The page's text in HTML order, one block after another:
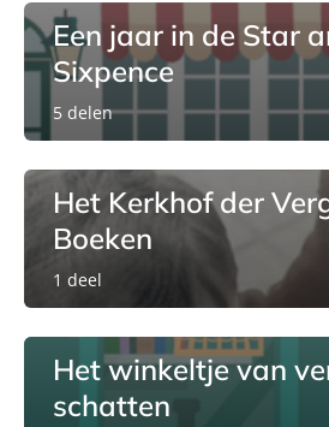
Een jaar in de Star
Sixpence
5 delen
Het Kerkhof der
Boeken
1 deel
Het winkeltje van
schatten